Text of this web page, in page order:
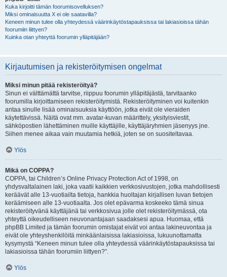
Kuka kirjoitti tämän foorumisovelluksen?
Miksi ominaisuutta X ei ole saatavilla?
Keneen minun tulee olla yhteydessä väärinkäytöstapauksissa tai lakiasioissa tähän
foorumiin liittyen?
Kuinka otan yhteyttä foorumin ylläpitäjään?
Kirjautumisen ja rekisteröitymisen ongelmat
Miksi minun pitää rekisteröityä?
Sinun ei välttämättä tarvitse, riippuu foorumin ylläpitäjästä, tarvitaanko
foorumilla kirjoittamiseen rekisteröitymistä. Rekisteröityminen voi kuitenkin
antaa sinulle lisää ominaisuuksia käyttöön, jotka eivät ole vieraiden
käytettävissä. Näitä ovat mm. avatar-kuvan määrittely, yksityisviestit,
sähköpostien lähettäminen muille käyttäjille, käyttäjäryhmien jäsenyys jne.
Siihen menee aikaa vain muutamia hetkiä, joten se on suositeltavaa.
Ylös
Mikä on COPPA?
COPPA, tai Children’s Online Privacy Protection Act of 1998, on
yhdysvaltalainen laki, joka vaatii kaikkien verkkosivustojen, jotka mahdollisesti
keräävät alle 13-vuotiailta tietoja, hankkia huoltajan kirjallisen luvan tietojen
keräämiseen alle 13-vuotiaalta. Jos olet epävarma koskeeko tämä sinua
rekisteröityvänä käyttäjänä tai verkkosivua jolle olet rekisteröitymässä, ota
yhteyttä oikeudelliseen neuvonantajaan saadaksesi apua. Huomaa, että
phpBB Limited ja tämän foorumin omistajat eivät voi antaa lakineuvontaa ja
eivät ole yhteyshenkilöitä minkäänlaisissa lakiasioissa, lukuunottamatta
kysymystä “Keneen minun tulee olla yhteydessä väärinkäytöstapauksissa tai
lakiasioissa tähän foorumiin liittyen?”.
Ylös